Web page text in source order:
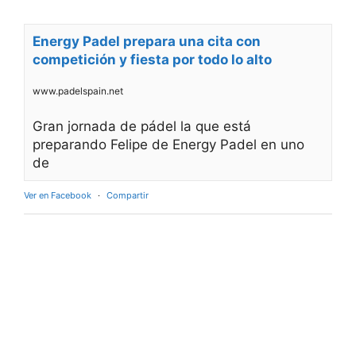
Energy Padel prepara una cita con
competición y fiesta por todo lo alto
www.padelspain.net
Gran jornada de pádel la que está
preparando Felipe de Energy Padel en uno
de
Ver en Facebook · Compartir